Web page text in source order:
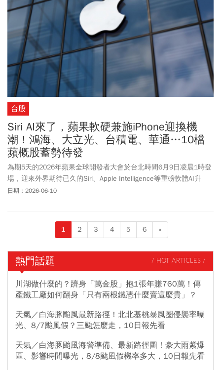
台股
Siri AI來了，蘋果軟硬兼施iPhone迎換機
潮！鴻海、大立光、台積電、華通…10檔
蘋概股蓄勢待發
為期5天的2026年蘋果全球開發者大會於台北時間6月9日凌晨1時登
場，迎來外界期待已久的Siri、Apple Intelligence等重磅軟體AI升
級，相關概念股值得留意。
日期：2026-06-10
1 2 3 4 5 6 »
熱門話題 / HOT ARTICLES /
川湖做什麼的？躋身「萬金股」抱1張年賺760萬！傳
產鐵工廠如何翻身「只有兩根鐵憑什麼賣這麼貴」？
天氣／白海豚颱風最新路徑！北北基桃暴風圈侵襲率曝
光、8/7颱風假？三颱怎麼走，10日報先看
天氣／白海豚颱風海警準備、最新路徑圖！豪大雨紫爆
區、影響時間曝光，8/8颱風假機率多大，10日報先看